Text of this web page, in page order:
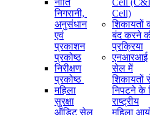
निगरानी, ​​
अनुसंधान
एवं
प्रकाशन
प्रकोष्ठ
निरीक्षण
प्रकोष्ठ
महिला
सुरक्षा
ऑडिट सेल
Cell)
शिकायतों
बंद करने
प्रक्रिया
एनआरआई
सेल में
शिकायतों
निपटने के
राष्ट्रीय
महिला